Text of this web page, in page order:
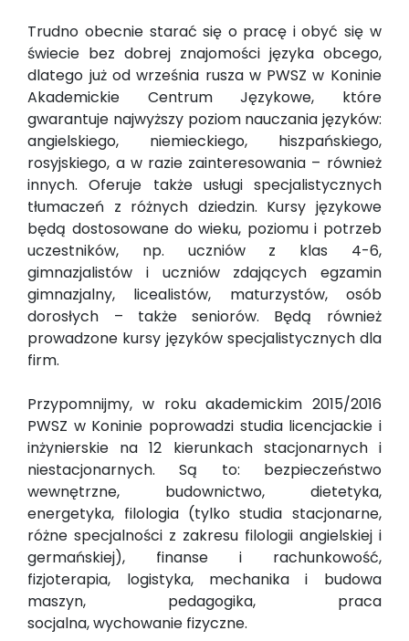
Trudno obecnie starać się o pracę i obyć się w
świecie bez dobrej znajomości języka obcego,
dlatego już od września rusza w PWSZ w Koninie
Akademickie Centrum Językowe, które
gwarantuje najwyższy poziom nauczania języków:
angielskiego, niemieckiego, hiszpańskiego,
rosyjskiego, a w razie zainteresowania – również
innych. Oferuje także usługi specjalistycznych
tłumaczeń z różnych dziedzin. Kursy językowe
będą dostosowane do wieku, poziomu i potrzeb
uczestników, np. uczniów z klas 4-6,
gimnazjalistów i uczniów zdających egzamin
gimnazjalny, licealistów, maturzystów, osób
dorosłych – także seniorów. Będą również
prowadzone kursy języków specjalistycznych dla
firm.
Przypomnijmy, w roku akademickim 2015/2016
PWSZ w Koninie poprowadzi studia licencjackie i
inżynierskie na 12 kierunkach stacjonarnych i
niestacjonarnych. Są to: bezpieczeństwo
wewnętrzne, budownictwo, dietetyka,
energetyka, filologia (tylko studia stacjonarne,
różne specjalności z zakresu filologii angielskiej i
germańskiej), finanse i rachunkowość,
fizjoterapia, logistyka, mechanika i budowa
maszyn, pedagogika, praca
socjalna, wychowanie fizyczne.